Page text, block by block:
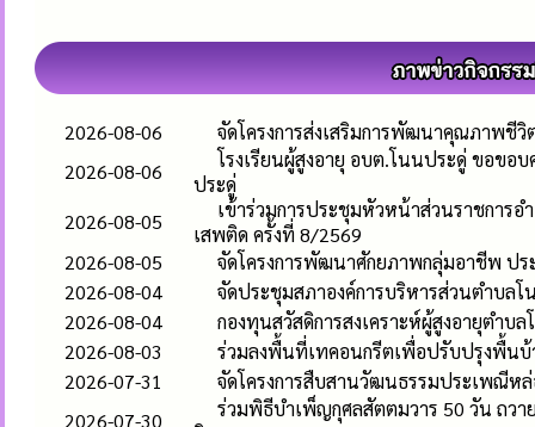
2026-08-06
จัดโครงการส่งเสริมการพัฒนาคุณภาพชี
2026-08-06
โรงเรียนผู้สูงอายุ อบต.โนนประดู่ ขอขอ
ประดู่
2026-08-05
เข้าร่วมการประชุมหัวหน้าส่วนราชการ
เสพติด ครั้งที่ 8/2569
2026-08-05
จัดโครงการพัฒนาศักยภาพกลุ่มอาชีพ ป
2026-08-04
จัดประชุมสภาองค์การบริหารส่วนตำบล
2026-08-04
กองทุนสวัสดิการสงเคราะห์ผู้สูงอายุตำบ
2026-08-03
ร่วมลงพื้นที่เทคอนกรีตเพื่อปรับปรุงพื้น
2026-07-31
จัดโครงการสืบสานวัฒนธรรมประเพณีห
2026-07-30
ร่วมพิธีบำเพ็ญกุศลสัตตมวาร 50 วัน ถวา